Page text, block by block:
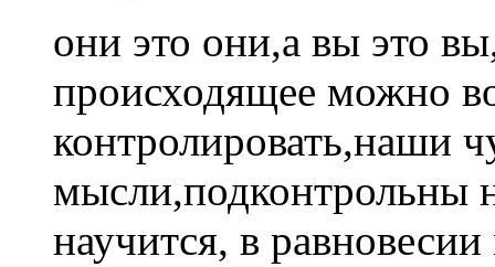
они это они,а вы это
происходящее можно
контролировать,наши
мысли,подконтрольны
научится, в